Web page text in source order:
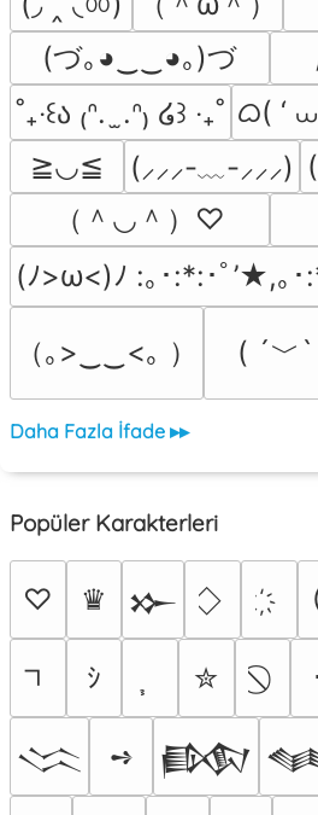
(づ｡◕‿‿◕｡)づ
˚₊‧꒰ა ₍ᐢ.  ̫.ᐢ₎ ໒꒱ ‧₊˚ ᜊ( ‘
≧◡≦
(⸝⸝⸝-﹏-⸝⸝⸝)
（＾◡＾）♡
(ﾉ>ω<)ﾉ :｡･:*:･ﾟ’★,｡･
（｡>‿‿<｡ ） (
Daha Fazla İfade ▸▸
Popüler Karakterleri
♡ ♛ 𒁍
ｼ ✮
𒈱 ➺ 𒁃